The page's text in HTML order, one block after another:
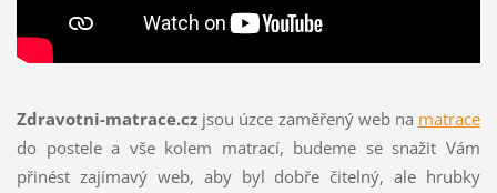
Zdravotni-matrace.czjsou úzce zaměřený web na matrace
do postele a vše kolem matrací, budeme se snažit Vám
přinést zajímavý web, aby byl dobře čitelný, ale hrubky